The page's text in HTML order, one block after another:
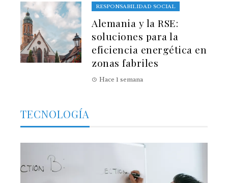
RESPONSABILIDAD SOCIAL
Alemania y la RSE:
soluciones para la
eficiencia energética en
zonas fabriles
Hace 1 semana
TECNOLOGÍA